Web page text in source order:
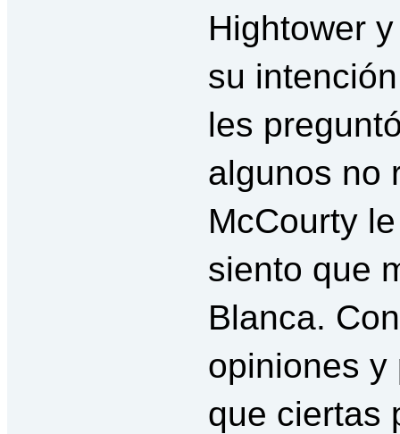
Hightower
su
les
algunos no
McCourty
siento que
Blanca.
opiniones y
que ciertas